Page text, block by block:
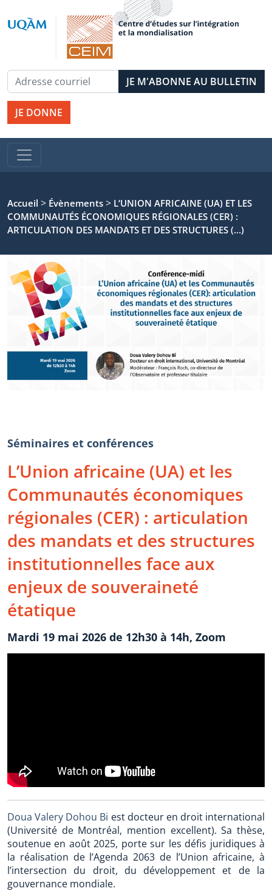
JE DONNE
Accueil > Évènements > L’UNION AFRICAINE (UA) ET LES
COMMUNAUTÉS ÉCONOMIQUES RÉGIONALES (CER) :
ARTICULATION DES MANDATS ET DES STRUCTURES (…)
Séminaires et conférences
L’Union africaine (UA) et les
Communautés économiques
régionales (CER) : articulation
des mandats et des structures
institutionnelles face aux
enjeux de souveraineté
étatique
Mardi 19 mai 2026 de 12h30 à 14h, Zoom
Doua Valery Dohou Bi est docteur en droit international
(Université de Montréal, mention excellent). Sa thèse,
soutenue en août 2025, porte sur les défis juridiques à
la réalisation de l’Agenda 2063 de l’Union africaine, à
l’intersection du droit, du développement et de la
gouvernance mondiale.